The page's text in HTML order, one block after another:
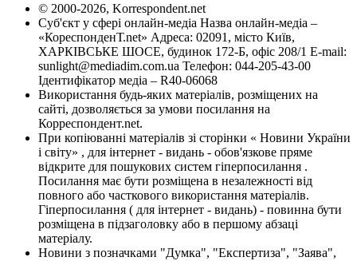
© 2000-2026, Korrespondent.net
Суб'єкт у сфері онлайн-медіа Назва онлайн-медіа –
«КореспонденТ.net» Адреса: 02091, місто Київ,
ХАРКІВСЬКЕ ШОСЕ, будинок 172-Б, офіс 208/1 E-mail:
sunlight@mediadim.com.ua Телефон: 044-205-43-00
Ідентифікатор медіа – R40-06068
Використання будь-яких матеріалів, розміщених на
сайті, дозволяється за умови посилання на
Корреспондент.net.
При копіюванні матеріалів зі сторінки « Новини України
і світу» , для інтернет - видань - обов'язкове пряме
відкрите для пошукових систем гіперпосилання .
Посилання має бути розміщена в незалежності від
повного або часткового використання матеріалів.
Гіперпосилання ( для інтернет - видань) - повинна бути
розміщена в підзаголовку або в першому абзаці
матеріалу.
Новини з позначками "Думка", "Експертиза", "Заява",